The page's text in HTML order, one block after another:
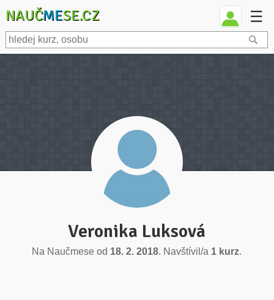
NAUČMESE.CZ ☰
Veronika Luksová
Na Naučmese od 18. 2. 2018. Navštívil/a 1 kurz.